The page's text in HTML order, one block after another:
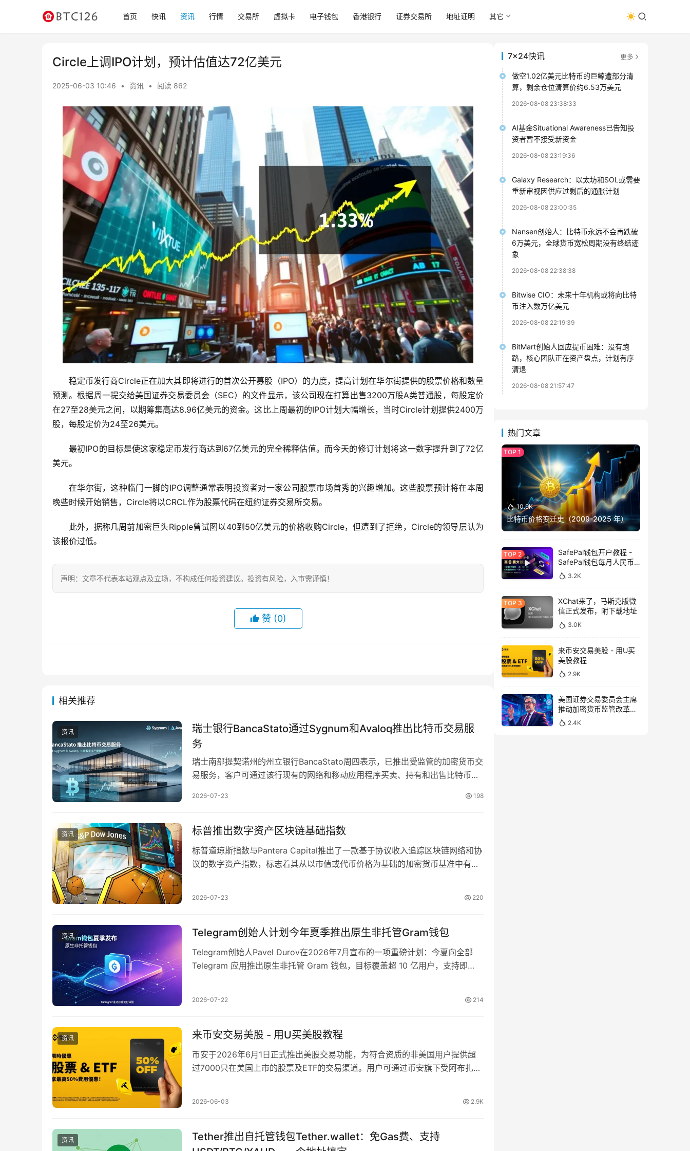
首页 快讯 资讯 行情 交易所 虚拟卡 电子钱包 香港银行 证券交易所 地址证明 其它
Circle上调IPO计划，预计估值达72亿美元
2025-06-03 10:46 • 资讯 • 阅读 862
稳定币发行商Circle正在加大其即将进行的首次公开募股（IPO）的力度，提高计划在华尔街提供的股票价格和数量
预测。根据周一提交给美国证券交易委员会（SEC）的文件显示，该公司现在打算出售3200万股A类普通股，每股定价
在27至28美元之间，以期筹集高达8.96亿美元的资金。这比上周最初的IPO计划大幅增长，当时Circle计划提供2400万
股，每股定价为24至26美元。
最初IPO的目标是使这家稳定币发行商达到67亿美元的完全稀释估值。而今天的修订计划将这一数字提升到了72亿
美元。
在华尔街，这种临门一脚的IPO调整通常表明投资者对一家公司股票市场首秀的兴趣增加。这些股票预计将在本周
晚些时候开始销售，Circle将以CRCL作为股票代码在纽约证券交易所交易。
此外，据称几周前加密巨头Ripple曾试图以40到50亿美元的价格收购Circle，但遭到了拒绝，Circle的领导层认为
该报价过低。
声明：文章不代表本站观点及立场，不构成任何投资建议。投资有风险，入市需谨慎！
赞 (0)
相关推荐
资讯
瑞士银行BancaStato通过Sygnum和Avaloq推出比特币交易服
务
瑞士南部提契诺州的州立银行BancaStato周四表示，已推出受监管的加密货币交
易服务，客户可通过该行现有的网络和移动应用程序买卖、持有和出售比特币。
2026-07-23 198
资讯 标普推出数字资产区块链基础指数
标普道琼斯指数与Pantera Capital推出了一款基于协议收入追踪区块链网络和协
议的数字资产指数，标志着其从以市值或代币价格为基础的加密货币基准中有所
2026-07-23 220
资讯 Telegram创始人计划今年夏季推出原生非托管Gram钱包
Telegram创始人Pavel Durov在2026年7月宣布的一项重磅计划：今夏向全部
Telegram 应用推出原生非托管 Gram 钱包，目标覆盖超 10 亿用户，支持即
2026-07-22 214
资讯 来币安交易美股 - 用U买美股教程
币安于2026年6月1日正式推出美股交易功能，为符合资质的非美国用户提供超
过7000只在美国上市的股票及ETF的交易渠道。用户可通过币安旗下受阿布扎比
2026-06-03 2.9K
资讯
Tether推出自托管钱包Tether.wallet：免Gas费、支持
7x24快讯 更多
做空1.02亿美元比特币的巨鲸遭部分清
算，剩余仓位清算价约6.53万美元
2026-08-08 23:38:33
AI基金Situational Awareness已告知投
资者暂不接受新资金
2026-08-08 23:19:36
Galaxy Research：以太坊和SOL或需要
重新审视因供应过剩后的通胀计划
2026-08-08 23:00:35
Nansen创始人：比特币永远不会再跌破
6万美元，全球货币宽松周期没有终结迹
象
2026-08-08 22:38:38
Bitwise CIO：未来十年机构或将向比特
币注入数万亿美元
2026-08-08 22:19:39
BitMart创始人回应提币困难：没有跑
路，核心团队正在资产盘点，计划有序
清退
2026-08-08 21:57:47
热门文章
10.9K
比特币价格变迁史（2009-2025 年）
SafePal钱包开户教程 -
SafePal钱包每月人民币
消费前666U享受汇损补
贴
3.2K
XChat来了，马斯克版微
信正式发布，附下载地址
3.0K
来币安交易美股 - 用U买
美股教程
2.9K
美国证券交易委员会主席
推动加密货币监管改革，
力求未来验证
2.4K